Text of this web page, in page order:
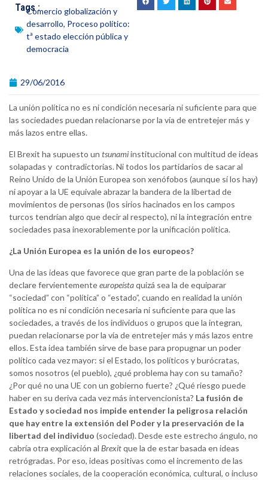
Tags :
Comercio globalización y
desarrollo, Proceso político:
tª estado elección pública y
democracia
29/06/2016
La unión política no es ni condición necesaria ni suficiente para que
las sociedades puedan relacionarse por la vía de entretejer más y
más lazos entre ellas.
El Brexit ha supuesto un tsunamiinstitucional con multitud de ideas
solapadas y contradictorias. Ni todos los partidarios de sacar al
Reino Unido de la Unión Europea son xenófobos (aunque sí los hay)
ni apoyar a la UE equivale abrazar la bandera de la libertad de
movimientos de personas (los sirios hacinados en los campos
turcos tendrían algo que decir al respecto), ni la integración entre
sociedades pasa inexorablemente por la unificación política.
¿La Unión Europea es la unión de los europeos?
Una de las ideas que favorece que gran parte de la población se
declare fervientementeeuropeístaquizá sea la de equiparar
“sociedad” con “política” o “estado”, cuando en realidad la unión
política no es ni condición necesaria ni suficiente para que las
sociedades, a través de los individuos o grupos que la integran,
puedan relacionarse por la vía de entretejer más y más lazos entre
ellos. Esta idea también sirve de base para propugnar un poder
político cada vez mayor: si el Estado, los políticos y burócratas,
somos nosotros (el pueblo), ¿qué problema hay con su tamaño?
¿Por qué no una UE con un gobierno fuerte? ¿Qué riesgo puede
haber en su deriva cada vez más intervencionista? La fusión de
Estado y sociedad nos impide entender la peligrosa relación
que hay entre la extensión del Poder y la preservación de la
libertad del individuo (sociedad). Desde este estrecho ángulo, no
cabría otra explicación al Brexitque la de estar basada en ideas
retrógradas. Por eso, ideas positivas como el incremento de las
relaciones sociales, de la cooperación económica, cultural, o incluso